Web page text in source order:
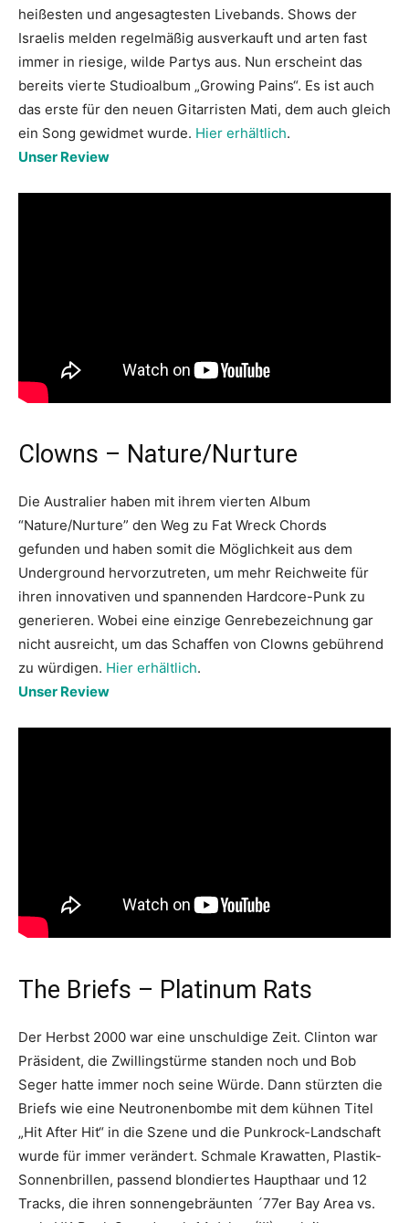
heißesten und angesagtesten Livebands. Shows der
Israelis melden regelmäßig ausverkauft und arten fast
immer in riesige, wilde Partys aus. Nun erscheint das
bereits vierte Studioalbum „Growing Pains“. Es ist auch
das erste für den neuen Gitarristen Mati, dem auch gleich
ein Song gewidmet wurde. Hier erhältlich.
Unser Review
Clowns – Nature/Nurture
Die Australier haben mit ihrem vierten Album
“Nature/Nurture” den Weg zu Fat Wreck Chords
gefunden und haben somit die Möglichkeit aus dem
Underground hervorzutreten, um mehr Reichweite für
ihren innovativen und spannenden Hardcore-Punk zu
generieren. Wobei eine einzige Genrebezeichnung gar
nicht ausreicht, um das Schaffen von Clowns gebührend
zu würdigen. Hier erhältlich.
Unser Review
The Briefs – Platinum Rats
Der Herbst 2000 war eine unschuldige Zeit. Clinton war
Präsident, die Zwillingstürme standen noch und Bob
Seger hatte immer noch seine Würde. Dann stürzten die
Briefs wie eine Neutronenbombe mit dem kühnen Titel
„Hit After Hit“ in die Szene und die Punkrock-Landschaft
wurde für immer verändert. Schmale Krawatten, Plastik-
Sonnenbrillen, passend blondiertes Haupthaar und 12
Tracks, die ihren sonnengebräunten ´77er Bay Area vs.